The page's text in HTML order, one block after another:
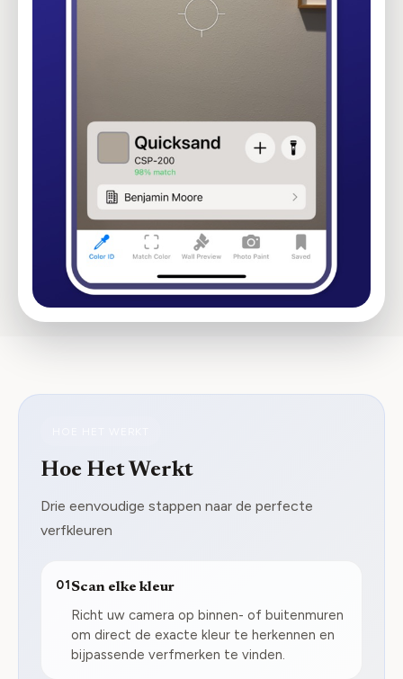
Hoe Het Werkt
Drie eenvoudige stappen naar de perfecte
verfkleuren
01 Scan elke kleur
Richt uw camera op binnen- of buitenmuren
om direct de exacte kleur te herkennen en
bijpassende verfmerken te vinden.